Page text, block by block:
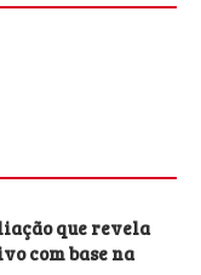
que revela
com base na